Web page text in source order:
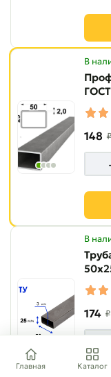
Главная Каталог
В
ГОСТ
148 ₽
В
174 ₽